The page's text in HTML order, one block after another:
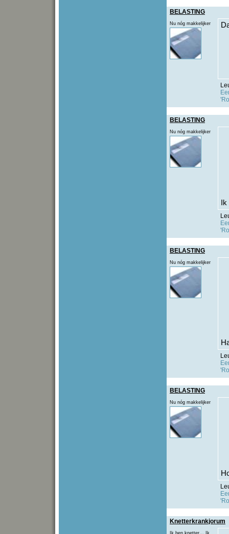
BELASTING
Nu nóg makkelijker
BELASTING
Nu nóg makkelijker
BELASTING
Nu nóg makkelijker
BELASTING
Nu nóg makkelijker
Knetterkrankjorum
Ik ben knetter... Ik